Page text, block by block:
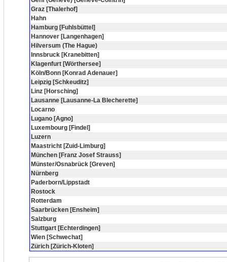
Graz [Thalerhof]
Hahn
Hamburg [Fuhlsbüttel]
Hannover [Langenhagen]
Hilversum (The Hague)
Innsbruck [Kranebitten]
Klagenfurt [Wörthersee]
Köln/Bonn [Konrad Adenauer]
Leipzig [Schkeuditz]
Linz [Horsching]
Lausanne [Lausanne-La Blecherette]
Locarno
Lugano [Agno]
Luxembourg [Findel]
Luzern
Maastricht [Zuid-Limburg]
München [Franz Josef Strauss]
Münster/Osnabrück [Greven]
Nürnberg
Paderborn/Lippstadt
Rostock
Rotterdam
Saarbrücken [Ensheim]
Salzburg
Stuttgart [Echterdingen]
Wien [Schwechat]
Zürich [Zürich-Kloten]